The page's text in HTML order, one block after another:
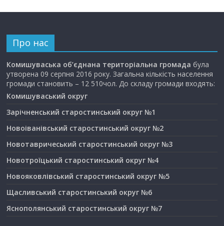
Про нас
Комишуваська об’єднана територіальна громада була
утворена 09 серпня 2016 року. Загальна кількість населення
громади становить – 12 510чол. До складу громади входять:
Комишуваський округ
Зарічненський старостинський округ №1
Новоіванівський старостинський округ №2
Новотавричеський старостинський округ №3
Новотроїцький старостинський округ №4
Новояковлівський старостинський округ №5
Щасливський старостинський округ №6
Яснополянський старостинський округ №7